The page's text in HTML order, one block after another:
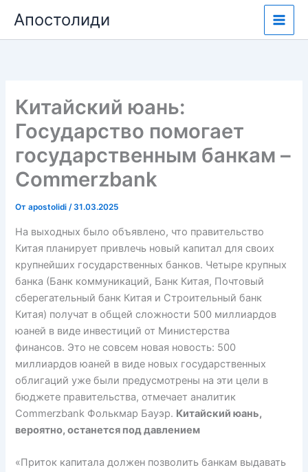
содержимому
Апостолиди
Китайский юань:
Государство помогает
государственным банкам –
Commerzbank
Отapostolidi/31.03.2025
На выходных было объявлено, что правительство
Китая планирует привлечь новый капитал для своих
крупнейших государственных банков. Четыре крупных
банка (Банк коммуникаций, Банк Китая, Почтовый
сберегательный банк Китая и Строительный банк
Китая) получат в общей сложности 500 миллиардов
юаней в виде инвестиций от Министерства
финансов. Это не совсем новая новость: 500
миллиардов юаней в виде новых государственных
облигаций уже были предусмотрены на эти цели в
бюджете правительства, отмечает аналитик
Commerzbank Фолькмар Бауэр. Китайский юань,
вероятно, останется под давлением
«Приток капитала должен позволить банкам выдавать